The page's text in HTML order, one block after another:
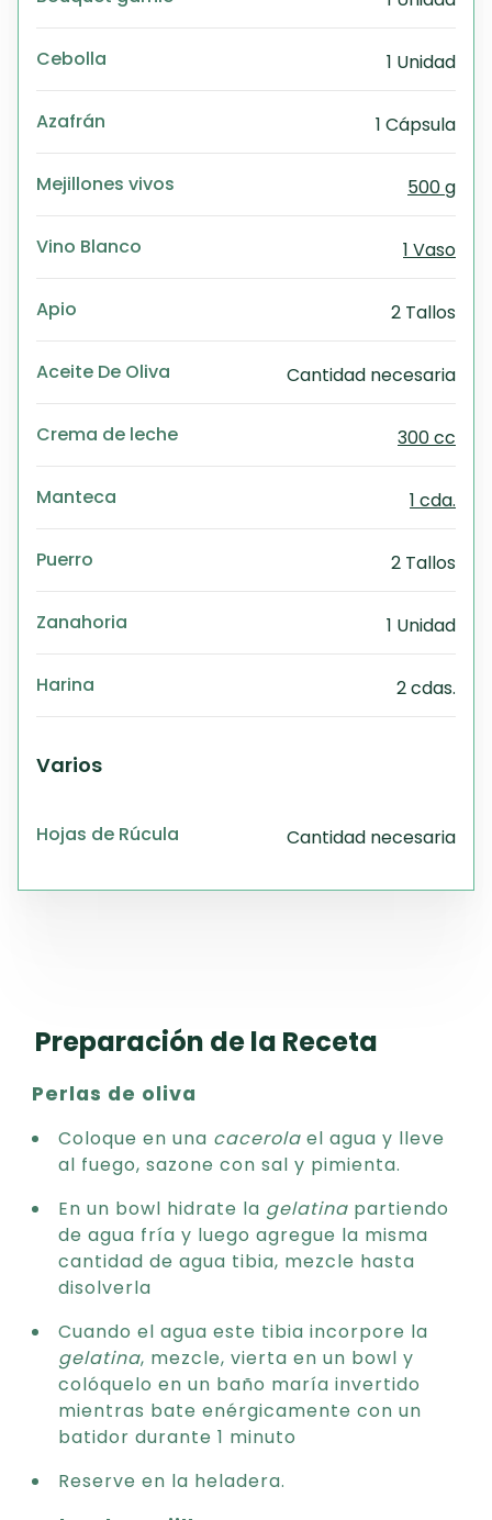
Cebolla 1 Unidad
Azafrán 1 Cápsula
Mejillones vivos 500 g
Vino Blanco 1 Vaso
Apio 2 Tallos
Aceite De Oliva Cantidad necesaria
Crema de leche 300 cc
Manteca 1 cda.
Puerro 2 Tallos
Zanahoria 1 Unidad
Harina 2 cdas.
Varios
Hojas de Rúcula Cantidad necesaria
Preparación de la Receta
Perlas de oliva
Coloque en una cacerola el agua y lleve
al fuego, sazone con sal y pimienta.
En un bowl hidrate la gelatina partiendo
de agua fría y luego agregue la misma
cantidad de agua tibia, mezcle hasta
disolverla
Cuando el agua este tibia incorpore la
gelatina, mezcle, vierta en un bowl y
colóquelo en un baño maría invertido
mientras bate enérgicamente con un
batidor durante 1 minuto
Reserve en la heladera.